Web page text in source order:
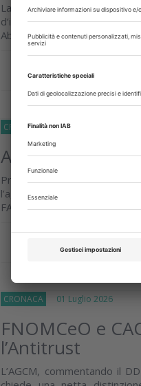
La CAO Nazionale ha
d’intervento per
Abbiamo intervistato il
CRONACA 10 Luglio 2026
Assemblea della
Presentato il nuovo
l’aggiornamento sul lavori
FAD
CRONACA 01 Luglio 2026
FNOMCeO e
l’Antitrust
L’AGCM, commentando il